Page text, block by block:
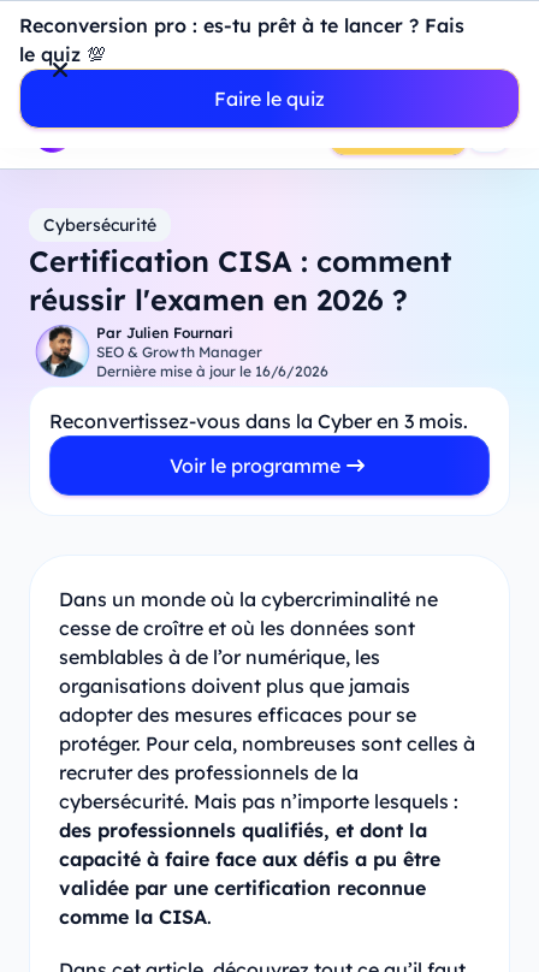
Reconversion pro : es-tu prêt à te lancer ? Fais
le quiz 💯
Faire le quiz
Introduction à Power BI : construisez votre premier
dashboard de A à Z
- Mardi 11 Août
18h00
Professionnels
Étudiants Parents Entreprises
Prendre RDV
Cybersécurité
Certification CISA : comment
réussir l'examen en 2026 ?
Par Julien Fournari
SEO & Growth Manager
Dernière mise à jour le 16/6/2026
Reconvertissez-vous dans la Cyber en 3 mois.
Voir le programme
Dans un monde où la cybercriminalité ne
cesse de croître et où les données sont
semblables à de l’or numérique, les
organisations doivent plus que jamais
adopter des mesures efficaces pour se
protéger. Pour cela, nombreuses sont celles à
recruter des professionnels de la
cybersécurité. Mais pas n’importe lesquels :
des professionnels qualifiés, et dont la
capacité à faire face aux défis a pu être
validée par une certification reconnue
comme la CISA.